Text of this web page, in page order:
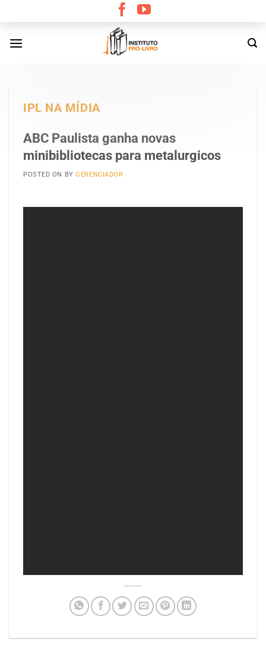
content
IPL NA MÍDIA
ABC Paulista ganha novas
minibibliotecas para metalurgicos
POSTED ON BYGERENCIADOR